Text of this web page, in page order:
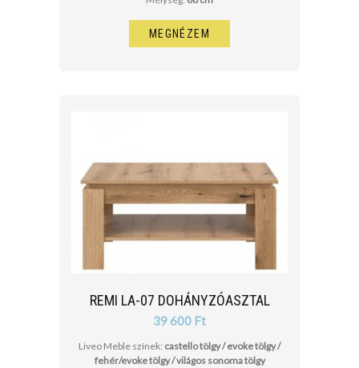
MEGNÉZEM
REMI LA-07 DOHÁNYZÓASZTAL
39 600 Ft
Liveo Meble színek: castello tölgy / evoke tölgy /
fehér/evoke tölgy / világos sonoma tölgy